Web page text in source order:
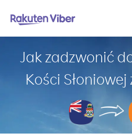
Jak zadzwonić
Kości